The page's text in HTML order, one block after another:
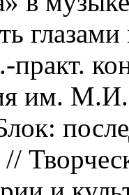
практ.
им.